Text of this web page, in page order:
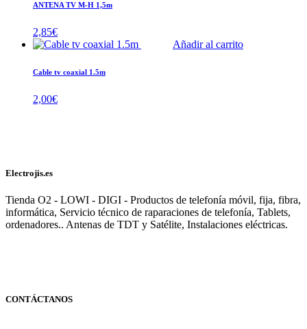
ANTENA TV M-H 1,5m
2,85€
Añadir al carrito
Cable tv coaxial 1.5m
2,00€
Electrojis.es
Tienda O2 - LOWI - DIGI - Productos de telefonía móvil, fija, fibra,
informática, Servicio técnico de raparaciones de telefonía, Tablets,
ordenadores.. Antenas de TDT y Satélite, Instalaciones eléctricas.
CONTÁCTANOS